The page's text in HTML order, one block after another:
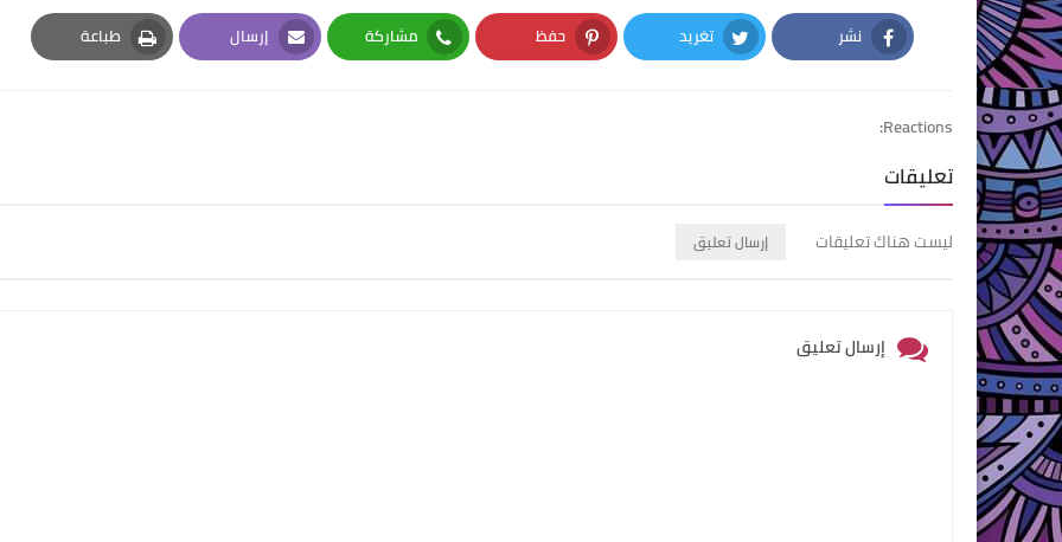
نشر
Facebook
تغريد
Twitter
حفظ
Pinterest
مشاركة
Whatsapp
إرسال
Email
طباعة
Print
Reactions:
تعليقات
ليست هناك تعليقات إرسال تعليق
إرسال تعليق